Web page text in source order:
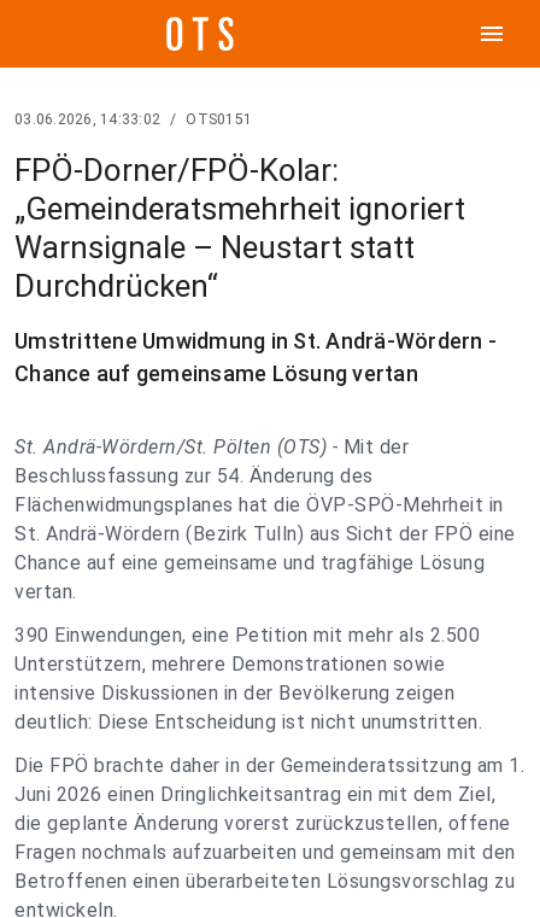
menu
03.06.2026, 14:33:02 / OTS0151
FPÖ-Dorner/FPÖ-Kolar:
„Gemeinderatsmehrheit ignoriert
Warnsignale – Neustart statt
Durchdrücken“
Umstrittene Umwidmung in St. Andrä-Wördern -
Chance auf gemeinsame Lösung vertan
St. Andrä-Wördern/St. Pölten (OTS) - Mit der
Beschlussfassung zur 54. Änderung des
Flächenwidmungsplanes hat die ÖVP-SPÖ-Mehrheit in
St. Andrä-Wördern (Bezirk Tulln) aus Sicht der FPÖ eine
Chance auf eine gemeinsame und tragfähige Lösung
vertan.
390 Einwendungen, eine Petition mit mehr als 2.500
Unterstützern, mehrere Demonstrationen sowie
intensive Diskussionen in der Bevölkerung zeigen
deutlich: Diese Entscheidung ist nicht unumstritten.
Die FPÖ brachte daher in der Gemeinderatssitzung am 1.
Juni 2026 einen Dringlichkeitsantrag ein mit dem Ziel,
die geplante Änderung vorerst zurückzustellen, offene
Fragen nochmals aufzuarbeiten und gemeinsam mit den
Betroffenen einen überarbeiteten Lösungsvorschlag zu
entwickeln.